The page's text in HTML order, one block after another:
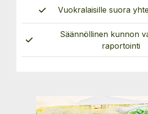
Vuokralaisille suora
Säännöllinen kunnon
raportointi